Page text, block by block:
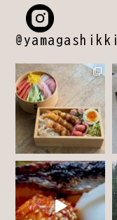
@yamagashikki